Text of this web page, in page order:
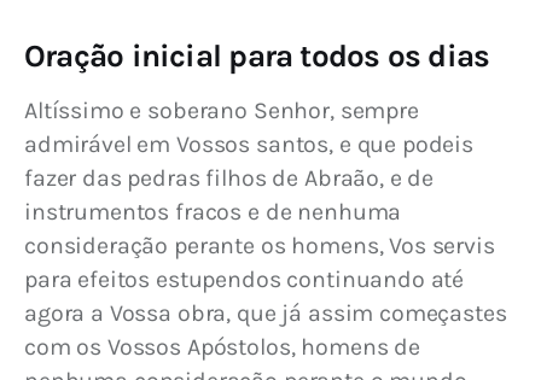
Oração inicial para todos os dias
Altíssimo e soberano Senhor, sempre
admirável em Vossos santos, e que podeis
fazer das pedras filhos de Abraão, e de
instrumentos fracos e de nenhuma
consideração perante os homens, Vos servis
para efeitos estupendos continuando até
agora a Vossa obra, que já assim começastes
com os Vossos Apóstolos, homens de